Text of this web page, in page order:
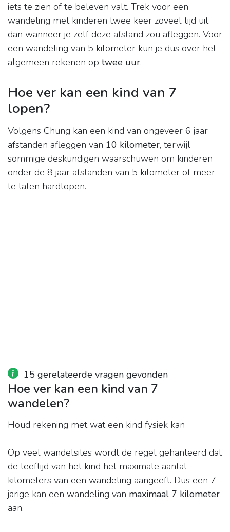
iets te zien of te beleven valt. Trek voor een
wandeling met kinderen twee keer zoveel tijd uit
dan wanneer je zelf deze afstand zou afleggen. Voor
een wandeling van 5 kilometer kun je dus over het
algemeen rekenen op twee uur.
Hoe ver kan een kind van 7
lopen?
Volgens Chung kan een kind van ongeveer 6 jaar
afstanden afleggen van 10 kilometer, terwijl
sommige deskundigen waarschuwen om kinderen
onder de 8 jaar afstanden van 5 kilometer of meer
te laten hardlopen.
15 gerelateerde vragen gevonden
Hoe ver kan een kind van 7
wandelen?
Houd rekening met wat een kind fysiek kan
Op veel wandelsites wordt de regel gehanteerd dat
de leeftijd van het kind het maximale aantal
kilometers van een wandeling aangeeft. Dus een 7-
jarige kan een wandeling van maximaal 7 kilometer
aan.